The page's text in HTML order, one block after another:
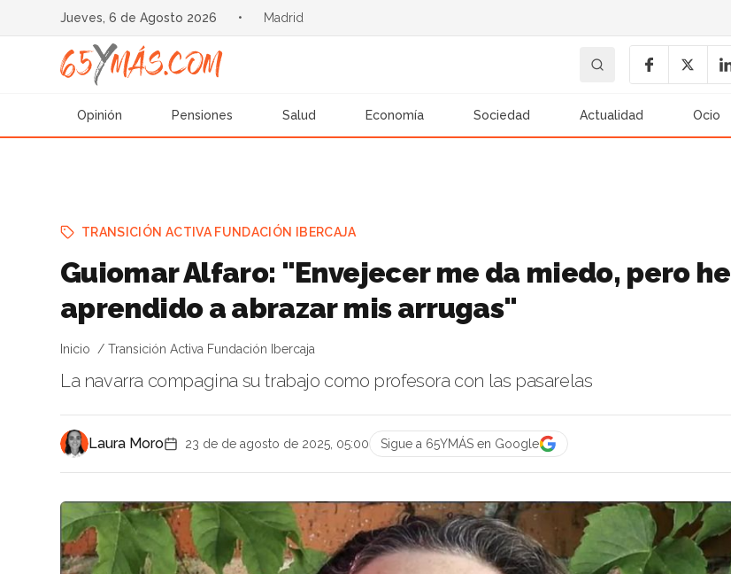
Jueves, 6 de Agosto 2026 • Madrid
Opinión Pensiones Salud Economía Sociedad Actualidad Ocio
TRANSICIÓN ACTIVA FUNDACIÓN IBERCAJA
Guiomar Alfaro: "Envejecer me da miedo, pero he
aprendido a abrazar mis arrugas"
Inicio Transición Activa Fundación Ibercaja
La navarra compagina su trabajo como profesora con las pasarelas
Laura Moro 23 de de agosto de 2025, 05:00 Sigue a 65YMÁS en Google